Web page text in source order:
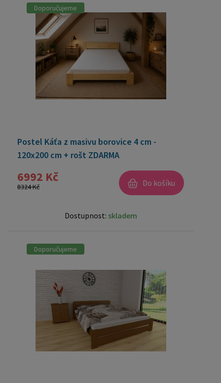
Doporučujeme
Postel Káťa z masivu borovice 4 cm -
120x200 cm + rošt ZDARMA
6992 Kč
8324 Kč Do košíku
Dostupnost: skladem
Doporučujeme